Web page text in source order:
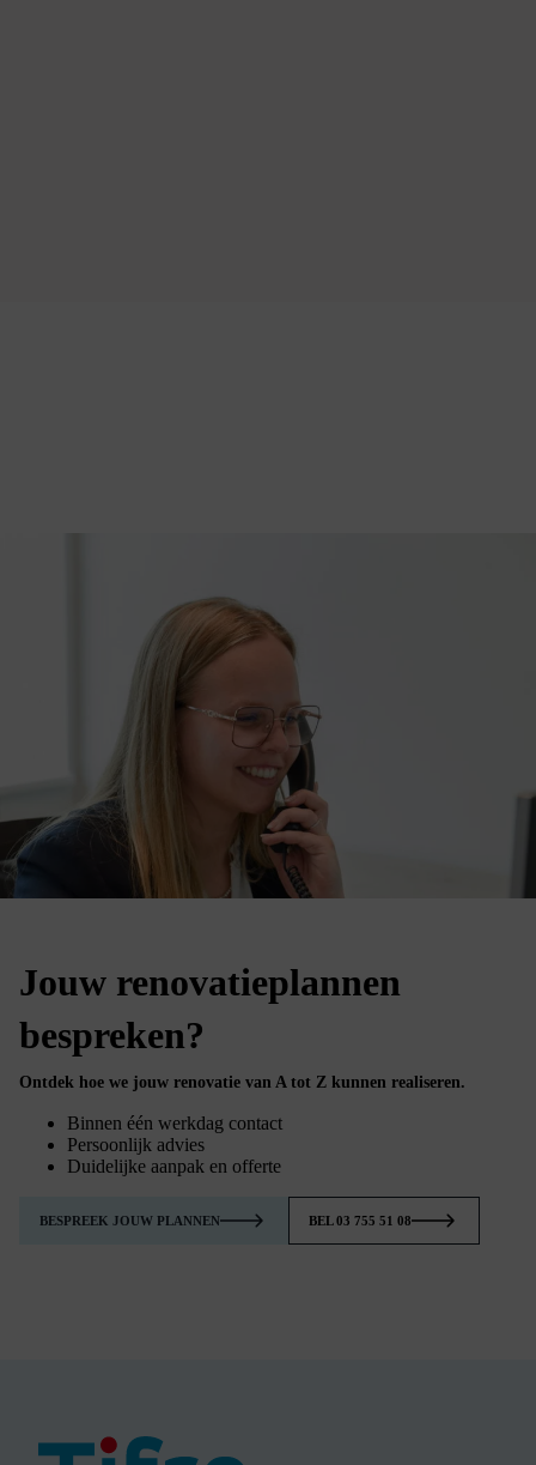
Jouw renovatieplannen
bespreken?
Ontdek hoe we jouw renovatie van A tot Z kunnen realiseren.
Binnen één werkdag contact
Persoonlijk advies
Duidelijke aanpak en offerte
BESPREEK JOUW PLANNEN BEL 03 755 51 08